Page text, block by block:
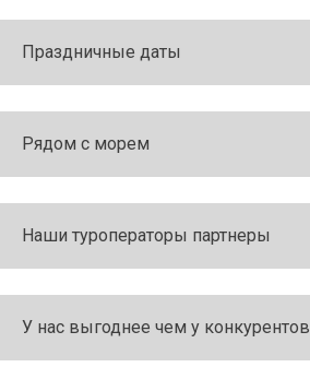
Праздничные даты
Рядом с морем
Наши туроператоры партнеры
У нас выгоднее чем у конкурентов